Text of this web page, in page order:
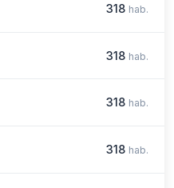
318 hab.
318 hab.
318 hab.
318 hab.